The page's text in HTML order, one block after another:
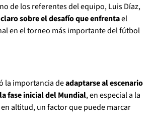
de los referentes del equipo, Luis Díaz,
sobre el desafío que enfrentael
en el torneo más importante del fútbol
la importancia deadaptarse al escenario
fase inicial del Mundial, en especial a la
altitud, un factor que puede marcar